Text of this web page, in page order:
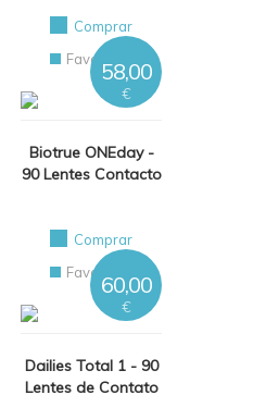
Comprar
Favoritos
Biotrue ONEday -
90 Lentes Contacto
58,00
€
Comprar
Favoritos
Dailies Total 1 - 90
Lentes de Contato
60,00
€